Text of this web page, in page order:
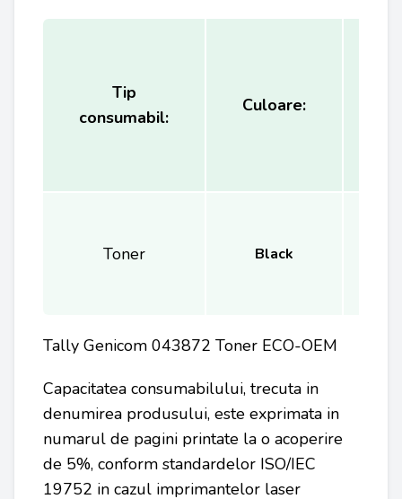
Tip
consumabil:
Culoare:
Toner Black
Tally Genicom 043872 Toner ECO-OEM
Capacitatea consumabilului, trecuta in
denumirea produsului, este exprimata in
numarul de pagini printate la o acoperire
de 5%, conform standardelor ISO/IEC
19752 in cazul imprimantelor laser